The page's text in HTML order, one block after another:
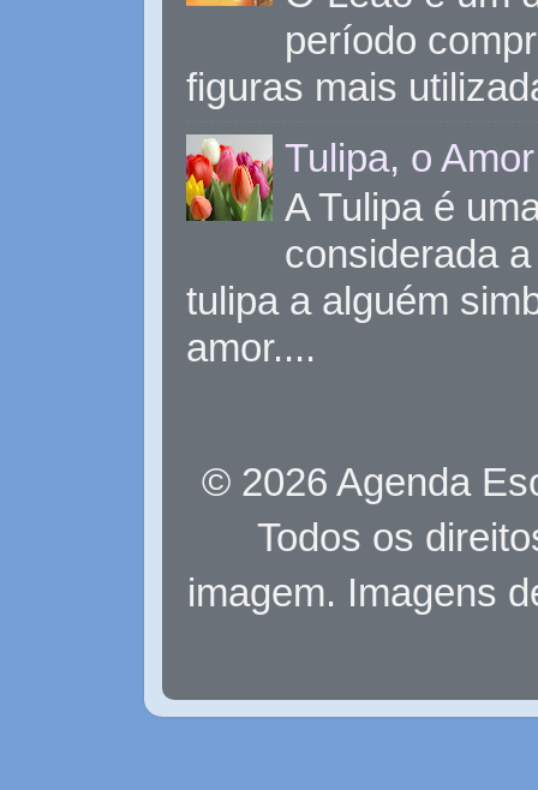
período
figuras mais
Tulipa, o
A Tulipa é
considerada
tulipa a alguém
amor....
© 2026 Agenda
Todos os
imagem. Imagens